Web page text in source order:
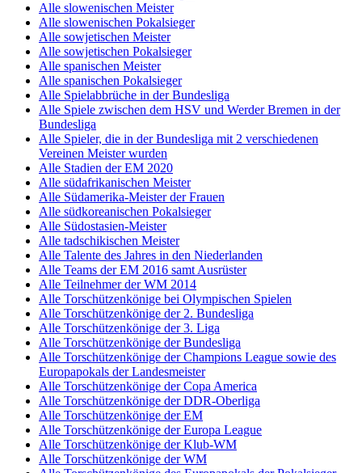
Alle slowenischen Meister
Alle slowenischen Pokalsieger
Alle sowjetischen Meister
Alle sowjetischen Pokalsieger
Alle spanischen Meister
Alle spanischen Pokalsieger
Alle Spielabbrüche in der Bundesliga
Alle Spiele zwischen dem HSV und Werder Bremen in der
Bundesliga
Alle Spieler, die in der Bundesliga mit 2 verschiedenen
Vereinen Meister wurden
Alle Stadien der EM 2020
Alle südafrikanischen Meister
Alle Südamerika-Meister der Frauen
Alle südkoreanischen Pokalsieger
Alle Südostasien-Meister
Alle tadschikischen Meister
Alle Talente des Jahres in den Niederlanden
Alle Teams der EM 2016 samt Ausrüster
Alle Teilnehmer der WM 2014
Alle Torschützenkönige bei Olympischen Spielen
Alle Torschützenkönige der 2. Bundesliga
Alle Torschützenkönige der 3. Liga
Alle Torschützenkönige der Bundesliga
Alle Torschützenkönige der Champions League sowie des
Europapokals der Landesmeister
Alle Torschützenkönige der Copa America
Alle Torschützenkönige der DDR-Oberliga
Alle Torschützenkönige der EM
Alle Torschützenkönige der Europa League
Alle Torschützenkönige der Klub-WM
Alle Torschützenkönige der WM